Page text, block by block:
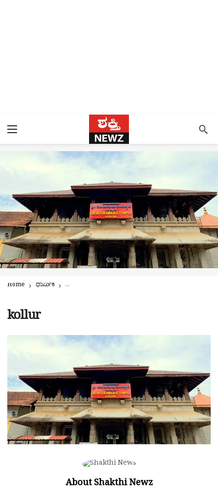
Home ಧಾರ್ಮಿಕ ಕೊಲ್ಲೂರು ದೇವಾಲಯ ಆವರಣದಲ್ಲಿ ಅನ್ಯ ಅರ್ಚಕರಿಂದ ಹೋಮ: ದಾವೆ
kollur
About Shakthi Newz